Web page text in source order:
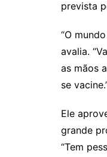
prevista
“O
avalia.
as mãos
se
Ele
grande
“Tem